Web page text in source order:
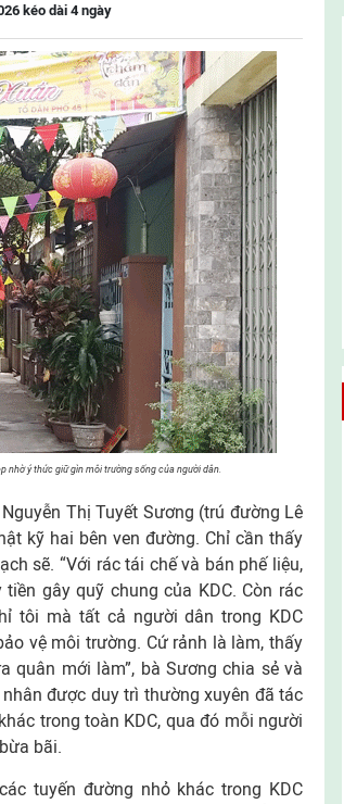
kéo dài 4 ngày
nhờ ý thức giữ gìn môi trường sống của người dân.
Thị Tuyết Sương (trú đường Lê
kỹ hai bên ven đường. Chỉ cần thấy
sẽ. “Với rác tái chế và bán phế liệu,
gây quỹ chung của KDC. Còn rác
tôi mà tất cả người dân trong KDC
vệ môi trường. Cứ rảnh là làm, thấy
quân mới làm”, bà Sương chia sẻ và
được duy trì thường xuyên đã tác
trong toàn KDC, qua đó mỗi người
bãi.
tuyến đường nhỏ khác trong KDC